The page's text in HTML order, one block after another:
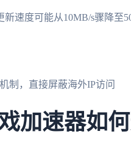
速度可能从10MB/s骤降至
制，直接屏蔽海外IP访问
加速器如何